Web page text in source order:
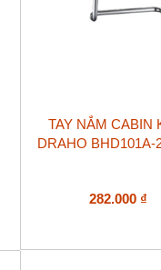
TAY NẮM CABIN
DRAHO BHD101A-
282.000 ₫